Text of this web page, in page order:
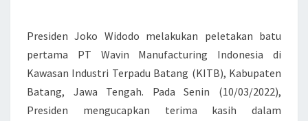
M
A
S
I
Presiden Joko Widodo melakukan peletakan batu
pertama PT Wavin Manufacturing Indonesia di
Kawasan Industri Terpadu Batang (KITB), Kabupaten
Batang, Jawa Tengah. Pada Senin (10/03/2022),
Presiden mengucapkan terima kasih dalam